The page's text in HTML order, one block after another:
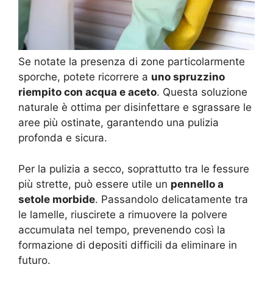
Se notate la presenza di zone particolarmente
sporche, potete ricorrere a uno spruzzino
riempito con acqua e aceto. Questa soluzione
naturale è ottima per disinfettare e sgrassare le
aree più ostinate, garantendo una pulizia
profonda e sicura.
Per la pulizia a secco, soprattutto tra le fessure
più strette, può essere utile un pennello a
setole morbide. Passandolo delicatamente tra
le lamelle, riuscirete a rimuovere la polvere
accumulata nel tempo, prevenendo così la
formazione di depositi difficili da eliminare in
futuro.